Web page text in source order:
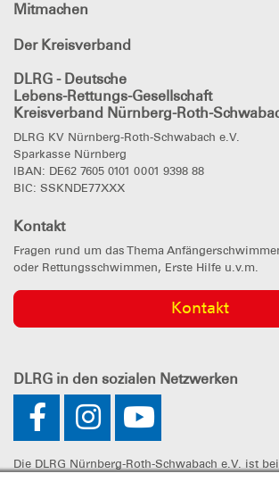
Mitmachen
Der Kreisverband
DLRG - Deutsche
Lebens-Rettungs-Gesellschaft
Kreisverband Nürnberg-Roth-
DLRG KV Nürnberg-Roth-Schwabach e.V.
Sparkasse Nürnberg
IBAN: DE62 7605 0101 0001 9398 88
BIC: SSKNDE77XXX
Kontakt
Fragen rund um das Thema
oder Rettungsschwimmen, Erste Hilfe u.v.m.
Kontakt
DLRG in den sozialen Netzwerken
Die DLRG Nürnberg-Roth-Schwabach e.V. ist